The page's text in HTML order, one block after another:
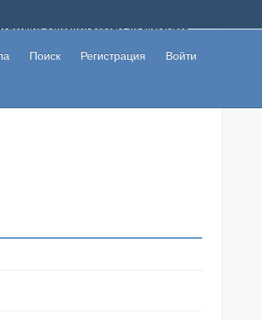
помимо основной работы, не вкладывая
развод. Вы сможете начать зарабатывать
себя долго ждать.
Поиск Регистрация Войти